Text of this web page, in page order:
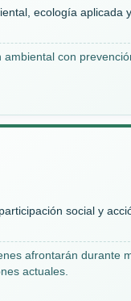
ecología aplicada y
ambiental con
social y
afrontarán durante
actuales.